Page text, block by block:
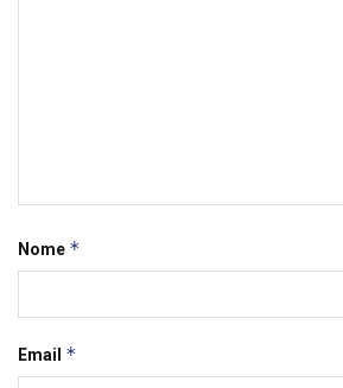
Nome *
Email *